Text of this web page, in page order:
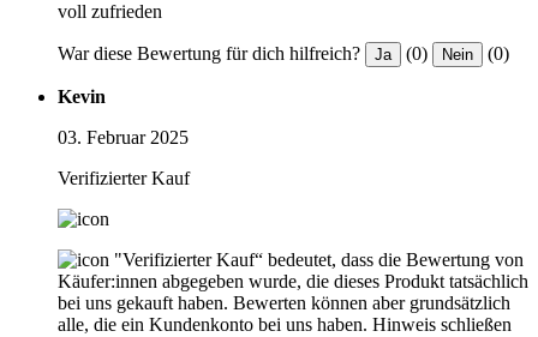
voll zufrieden
War diese Bewertung für dich hilfreich? Ja (0) Nein (0)
Kevin
03. Februar 2025
Verifizierter Kauf
"Verifizierter Kauf“ bedeutet, dass die Bewertung von
Käufer:innen abgegeben wurde, die dieses Produkt tatsächlich
bei uns gekauft haben. Bewerten können aber grundsätzlich
alle, die ein Kundenkonto bei uns haben. Hinweis schließen